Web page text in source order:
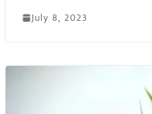
July 8, 2023